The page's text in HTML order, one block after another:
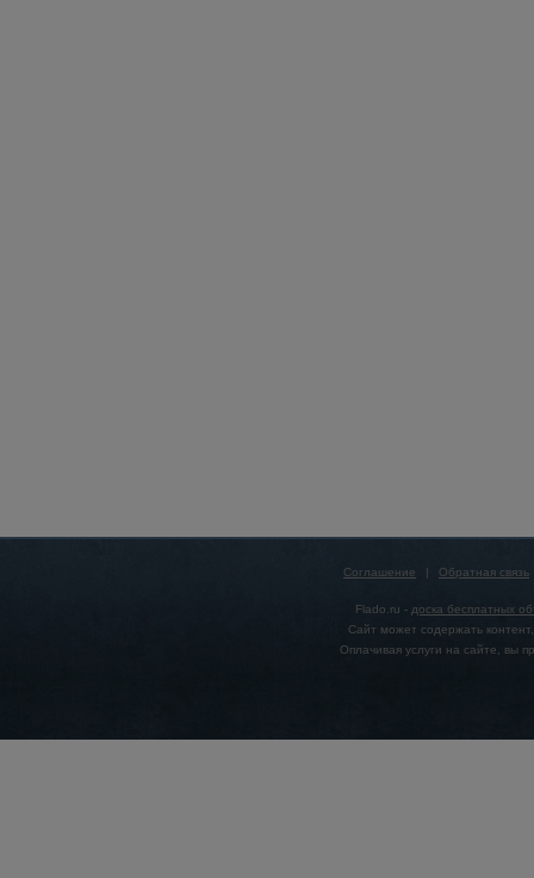
Соглашение | Обратная связь
Flado.ru - доска бесплатных
Сайт может содержать
Оплачивая услуги на сайте, вы